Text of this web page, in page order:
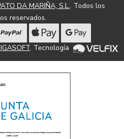
DA MARIÑA, S.L.. Todos los
reservados.
. Tecnología